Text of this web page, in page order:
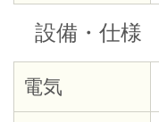
設備・仕様
電気